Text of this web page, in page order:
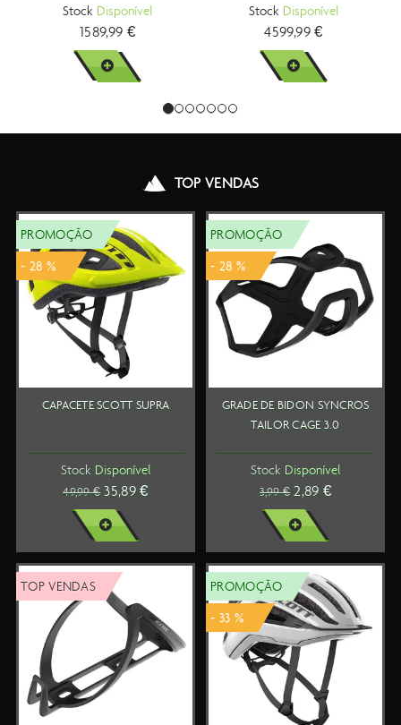
Stock Disponível
4599,99 €
VER MAIS
Stock Disponível
6799,90 €7999,99 €
VER MAIS
TOP VENDAS
PROMOÇÃO
- 28 %
GRADE DE BIDON SYNCROS
Stock Disponível
3,99 € 2,89 €
VER MAIS
PROMOÇÃO
TOP VENDAS
FITA DE GUIADOR SYNCROS
RC
Stock Disponível
29,99 €
VER MAIS
TOP VENDAS